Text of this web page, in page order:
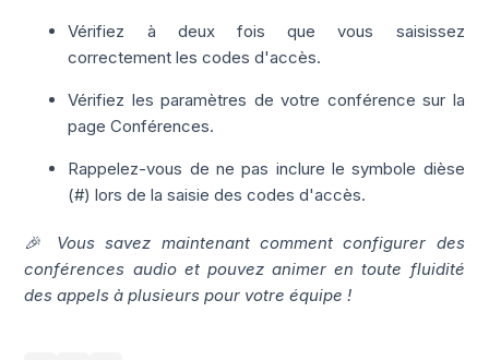
Vérifiez à deux fois que vous saisissez
correctement les codes d'accès.
Vérifiez les paramètres de votre conférence sur la
page Conférences.
Rappelez-vous de ne pas inclure le symbole dièse
(#) lors de la saisie des codes d'accès.
🎉 Vous savez maintenant comment configurer des
conférences audio et pouvez animer en toute fluidité
des appels à plusieurs pour votre équipe !